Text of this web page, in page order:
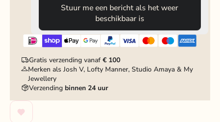
Stuur me een bericht als het weer
beschikbaar is
Gratis verzending vanaf€ 100
Merken als Josh V, Lofty Manner, Studio Amaya & My
Jewellery
Verzendingbinnen 24 uur